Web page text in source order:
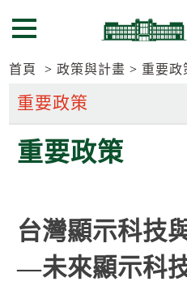
到
要
區
到
要
區
選單按鈕
首頁 政策與計畫 重要政
重要政策
台灣顯示科技
—未來顯示科